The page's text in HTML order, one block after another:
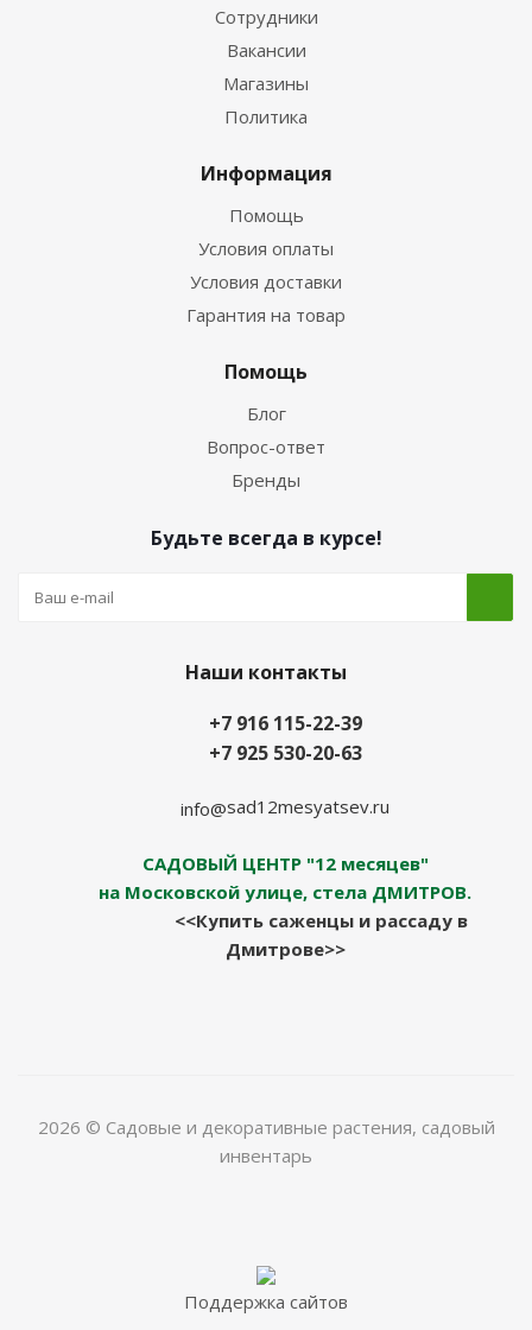
Сотрудники
Вакансии
Магазины
Политика
Информация
Помощь
Условия оплаты
Условия доставки
Гарантия на товар
Помощь
Блог
Вопрос-ответ
Бренды
Будьте всегда в курсе!
Наши контакты
+7 916 115-22-39
+7 925 530-20-63
info@sad12mesyatsev.ru
САДОВЫЙ ЦЕНТР "12 месяцев"
на Московской улице, стела ДМИТРОВ.
<<Купить саженцы и рассаду в
Дмитрове>>
2026 © Садовые и декоративные растения, садовый
инвентарь
Поддержка сайтов